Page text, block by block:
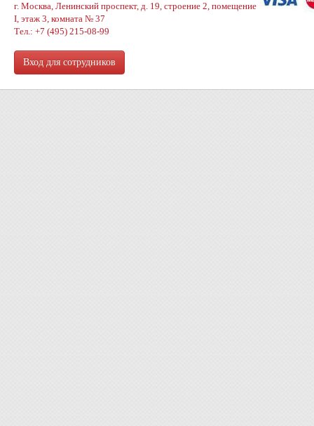
г. Москва, Ленинский проспект, д. 19, строение 2, помещение
I, этаж 3, комната № 37
Тел.: +7 (495) 215-08-99
Вход для сотрудников